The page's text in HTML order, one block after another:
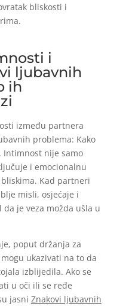
bliskosti i
i
ljubavnih
ih
između partnera
problema: Kako
Intimnost nije samo
i emocionalnu
Kad partneri
misli, osjećaje i
je veza možda ušla u
poput držanja za
ukazivati na to da
izblijedila. Ako se
u oči ili se ređe
jasni Znakovi ljubavnih